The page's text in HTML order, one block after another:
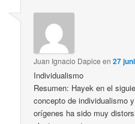
Juan Ignacio Dapice en27
Individualismo
Resumen: Hayek en el
concepto de individualismo
orígenes ha sido muy